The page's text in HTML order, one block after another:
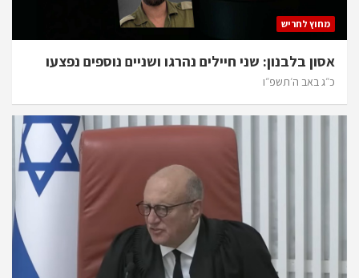
מחוץ לחריש
אסון בלבנון: שני חיילים נהרגו ושניים נוספים נפצעו
כ״ג באב ה׳תשפ״ו